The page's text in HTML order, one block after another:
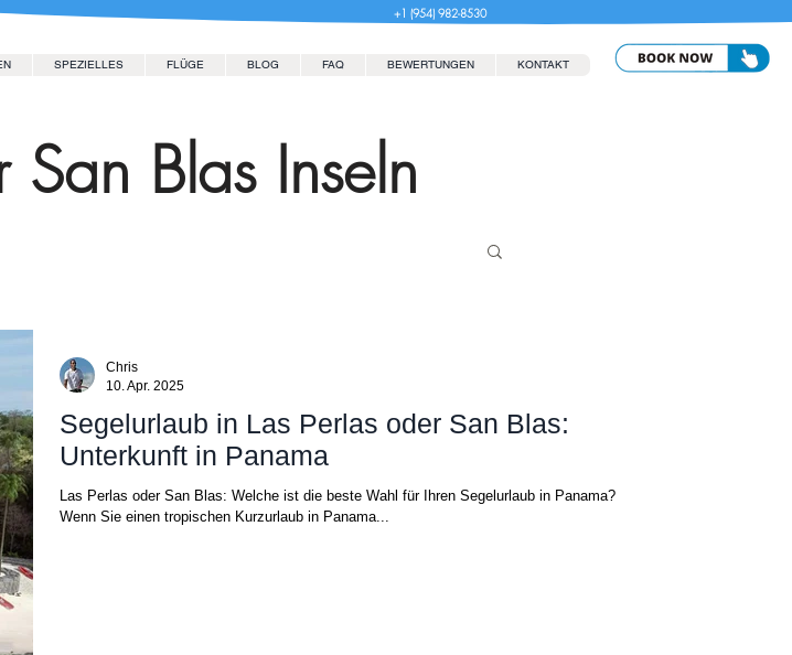
+1 (954) 982-8530
SPEZIELLES FLÜGE BLOG FAQ BEWERTUNGEN KONTAKT
Blas Inseln
Segelurlaub in Las Perlas oder San Blas:
Unterkunft in Panama
Las Perlas oder San Blas: Welche ist die beste Wahl für Ihren Segelurlaub in Panama?
Wenn Sie einen tropischen Kurzurlaub in Panama...
Chris
10. Apr. 2025